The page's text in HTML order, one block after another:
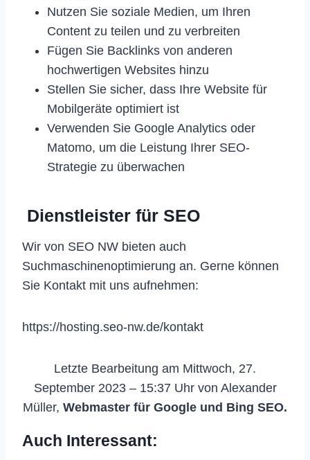
Nutzen Sie soziale Medien, um Ihren
Content zu teilen und zu verbreiten
Fügen Sie Backlinks von anderen
hochwertigen Websites hinzu
Stellen Sie sicher, dass Ihre Website für
Mobilgeräte optimiert ist
Verwenden Sie Google Analytics oder
Matomo, um die Leistung Ihrer SEO-
Strategie zu überwachen
Dienstleister für SEO
Wir von SEO NW bieten auch
Suchmaschinenoptimierung an. Gerne können
Sie Kontakt mit uns aufnehmen:
https://hosting.seo-nw.de/kontakt
Letzte Bearbeitung am Mittwoch, 27.
September 2023 – 15:37 Uhr von Alexander
Müller, Webmaster für Google und Bing SEO.
Auch Interessant: